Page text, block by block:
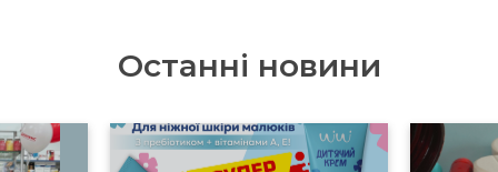
Останні новини